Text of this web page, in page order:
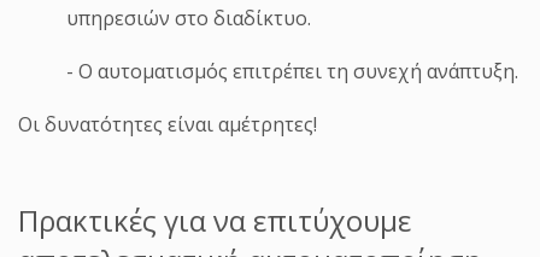
υπηρεσιών στο διαδίκτυο.
- Ο αυτοματισμός επιτρέπει τη συνεχή ανάπτυξη.
Οι δυνατότητες είναι αμέτρητες!
Πρακτικές για να επιτύχουμε